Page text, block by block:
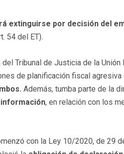
extinguirse por decisión del
54 del ET).
Tribunal de Justicia de la
de planificación fiscal
Además, tumba parte de la
, en relación con los
con la Ley 10/2020, de 29